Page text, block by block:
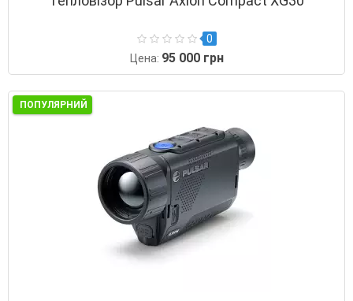
0
Цена: 95 000 грн
ПОПУЛЯРНИЙ